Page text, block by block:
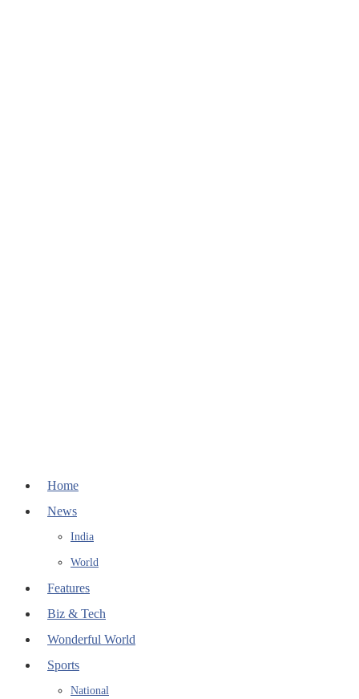
Home
News
India
World
Features
Biz & Tech
Wonderful World
Sports
National